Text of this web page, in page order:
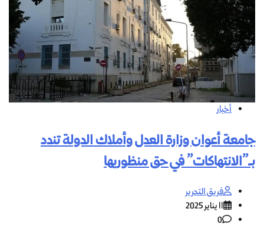
أخبار
جامعة أعوان وزارة العدل وأملاك الدولة تندد
بـ”الانتهاكات” في حق منظوريها
فريق التحرير
11 يناير 2025
0